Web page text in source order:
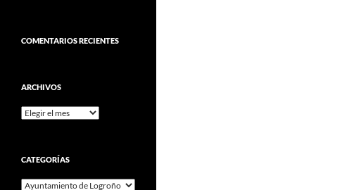
COMENTARIOS RECIENTES
ARCHIVOS
Archivos
CATEGORÍAS
Categorías